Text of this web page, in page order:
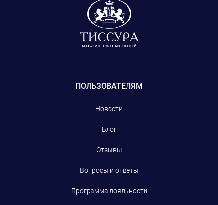
ПОЛЬЗОВАТЕЛЯМ
Новости
Блог
Отзывы
Вопросы и ответы
Программа лояльности